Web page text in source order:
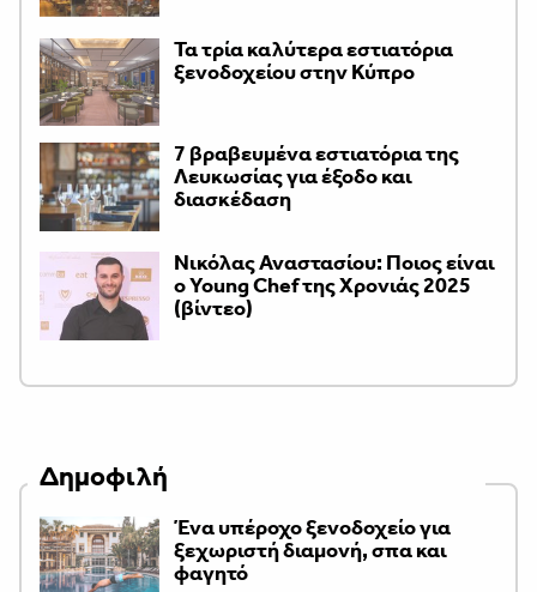
Τα τρία καλύτερα εστιατόρια
ξενοδοχείου στην Κύπρο
7 βραβευμένα εστιατόρια της
Λευκωσίας για έξοδο και
διασκέδαση
Νικόλας Αναστασίου: Ποιος είναι
ο Young Chef της Χρονιάς 2025
(βίντεο)
Δημοφιλή
Ένα υπέροχο ξενοδοχείο για
ξεχωριστή διαμονή, σπα και
φαγητό